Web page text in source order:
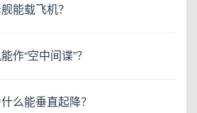
能载飞机？
作“空中间谍”？
么能垂直起降？